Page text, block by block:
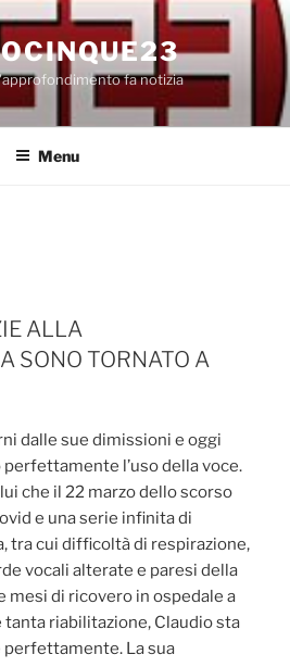
fa notizia
Menu
ALLA
SONO TORNATO A
dalle sue dimissioni e oggi
l’uso della voce.
che il 22 marzo dello scorso
e una serie infinita di
tra cui difficoltà di respirazione,
vocali alterate e paresi della
mesi di ricovero in ospedale a
tanta riabilitazione, Claudio sta
perfettamente. La sua